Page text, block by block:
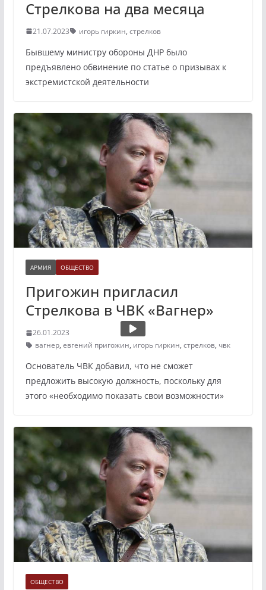
Стрелкова на два месяца
21.07.2023 игорь гиркин, стрелков
Бывшему министру обороны ДНР было
предъявлено обвинение по статье о призывах к
экстремистской деятельности
АРМИЯ ОБЩЕСТВО
Пригожин пригласил
Стрелкова в ЧВК «Вагнер»
26.01.2023
вагнер, евгений пригожин, игорь гиркин, стрелков, чвк
Основатель ЧВК добавил, что не сможет
предложить высокую должность, поскольку для
этого «необходимо показать свои возможности»
ОБЩЕСТВО